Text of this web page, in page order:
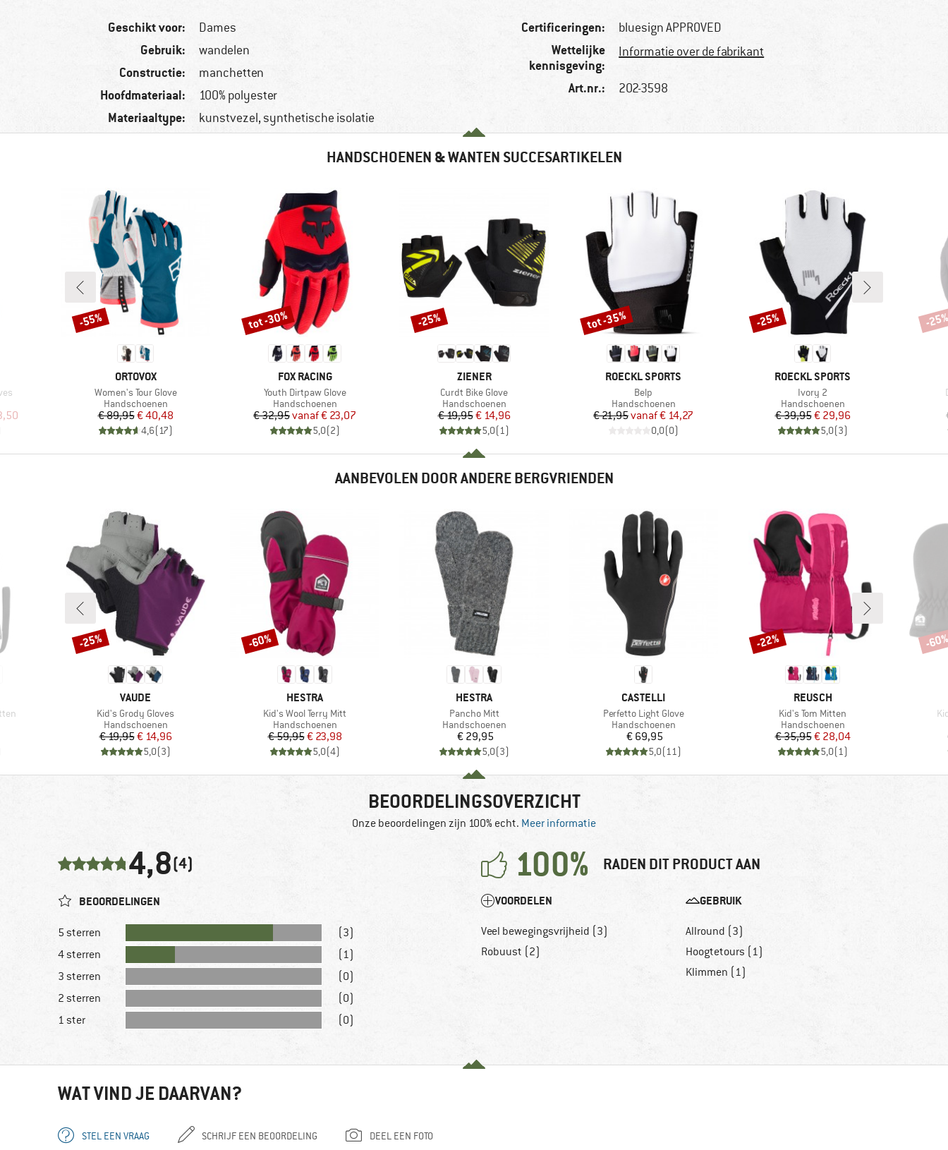
Geschikt voor: Dames
Gebruik: wandelen
Constructie: manchetten
Hoofdmateriaal: 100% polyester
Materiaaltype: kunstvezel, synthetische isolatie
Certificeringen: bluesign APPROVED
Wettelijke
kennisgeving:
Informatie over de fabrikant
Art.nr.: 202-3598
HANDSCHOENEN & WANTEN SUCCESARTIKELEN
prijs
MERK
ORTOVOX
Artikel
Women's Tour Glove
Productgroep
Handschoenen
Prijs
€ 89,95Verlaagde prijs
€ 40,48
4,6(17)
Korting
-55%
MERK
FOX RACING
Artikel
Youth Dirtpaw Glove
Productgroep
Handschoenen
Prijs
€ 32,95 Verlaagde prijs
vanaf€ 23,07
5,0(2)
Korting
tot -30%
MERK
ZIENER
Artikel
Curdt Bike Glove
Productgroep
Handschoenen
Prijs
€ 19,95Verlaagde prijs
€ 14,96
5,0(1)
Korting
-25%
MERK
ROECKL SPORTS
Artikel
Belp
Productgroep
Handschoenen
Prijs
€ 21,95 Verlaagde prijs
vanaf€ 14,27
0,0(0)
Korting
tot -35%
MERK
ROECKL SPORTS
Artikel
Ivory 2
Productgroep
Handschoenen
Prijs
€ 39,95Verlaagde prijs
€ 29,96
5,0(3)
Korting
-25% -
AANBEVOLEN DOOR ANDERE BERGVRIENDEN
MERK
VAUDE
Artikel
Kid's Grody Gloves
Productgroep
Handschoenen
Prijs
€ 19,95Verlaagde prijs
€ 14,96
5,0(3)
Korting
-25%
MERK
HESTRA
Artikel
Kid's Wool Terry Mitt
Productgroep
Handschoenen
Prijs
€ 59,95Verlaagde prijs
€ 23,98
5,0(4)
Korting
-60%
MERK
HESTRA
Artikel
Pancho Mitt
Productgroep
Handschoenen
Prijs
€ 29,95
5,0(3)
MERK
CASTELLI
Artikel
Perfetto Light Glove
Productgroep
Handschoenen
Prijs
€ 69,95
5,0(11)
MERK
REUSCH
Artikel
Kid's Tom Mitten
Productgroep
Handschoenen
Prijs
€ 35,95Verlaagde prijs
€ 28,04
5,0(1)
Korting
-22% -
BEOORDELINGSOVERZICHT
Onze beoordelingen zijn 100% echt. Meer informatie
4,8(4) 100% RADEN DIT PRODUCT AAN
BEOORDELINGEN
5 sterren
(3)
4 sterren
(1)
3 sterren
(0)
2 sterren
(0)
1 ster
(0)
VOORDELEN
Veel bewegingsvrijheid (3)
Robuust (2)
GEBRUIK
Allround (3)
Hoogtetours (1)
Klimmen (1)
WAT VIND JE DAARVAN?
STEL EEN VRAAG SCHRIJF EEN BEOORDELING DEEL EEN FOTO